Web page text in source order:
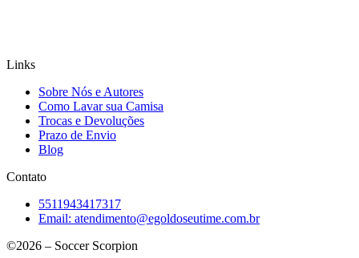
Links
Sobre Nós e Autores
Como Lavar sua Camisa
Trocas e Devoluções
Prazo de Envio
Blog
Contato
5511943417317
Email: atendimento@egoldoseutime.com.br
©2026 – Soccer Scorpion